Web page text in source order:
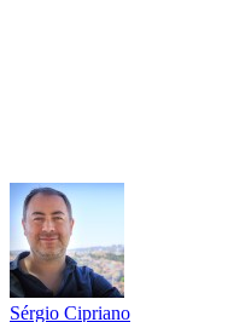
Sérgio Cipriano